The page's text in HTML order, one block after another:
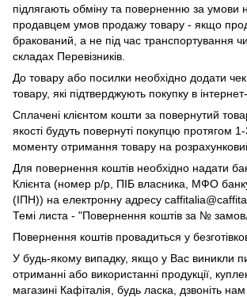
підлягають обміну та поверненню за умови
продавцем умов продажу товару - якщо
бракований, а не під час транспортування
складах Перевізників.
До товару або посилки необхідно додати
товару, які підтверджують покупку в
Сплачені клієнтом кошти за повернутий
якості будуть повернуті покупцю протягом 1-
моменту отримання товару на
Для повернення коштів необхідно надати
Клієнта (номер р/р, ПІБ власника, МФО
(ІПН)) на електронну адресу
Темі листа - "Повернення коштів за №
Повернення коштів провадиться у
У будь-якому випадку, якщо у Вас виникли
отриманні або використанні продукції,
магазині Кафіталія, будь ласка, дзвоніть